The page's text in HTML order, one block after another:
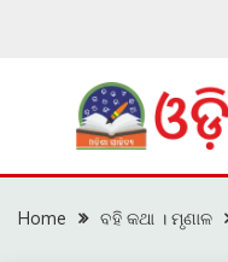
ଓଡ଼ିଶା
Home ବହି କଥା । ମୃଣାଳ